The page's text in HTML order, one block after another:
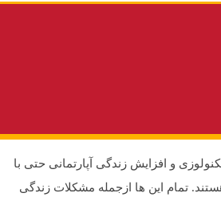
و افزایش زندگی آپارتمانی حتی با
تمام این ها ازجمله مشکلات زندگی